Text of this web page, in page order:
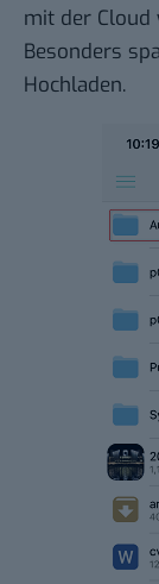
mit der Cloud
Besonders
Hochladen.